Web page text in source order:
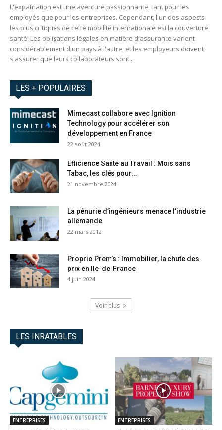
L'expatriation est une aventure passionnante, tant pour les
employés que pour les entreprises. Cependant, l'un des aspects
les plus critiques de cette mobilité internationale est la couverture
santé. Les obligations légales en matière d'assurance varient
considérablement d'un pays à l'autre, et les employeurs doivent
s'assurer que leurs collaborateurs sont...
LES + POPULAIRES
Mimecast collabore avec Ignition
Technology pour accélérer son
développement en France
22 août 2024
Efficience Santé au Travail : Mois sans
Tabac, les clés pour...
21 novembre 2024
La pénurie d’ingénieurs menace l’industrie
allemande
22 mars 2012
Proprio Prem’s : Immobilier, la chute des
prix en Ile-de-France
4 juin 2024
Voir plus
LES INRATABLES
ENTREPRISES ENTREPRISES